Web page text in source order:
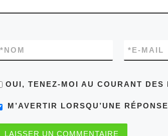
NOM
* E-MAIL
*
OUI, TENEZ-MOI AU COURANT DES
M’AVERTIR LORSQU’UNE